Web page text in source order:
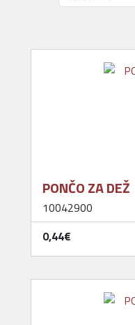
PONČO ZA DEŽ
10042900
0,44‎€